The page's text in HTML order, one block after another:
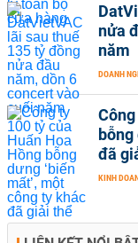
nửa
năm
DOANH
bỗng
đã
KINH